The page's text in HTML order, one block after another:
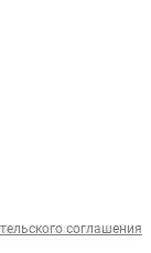
соглашения